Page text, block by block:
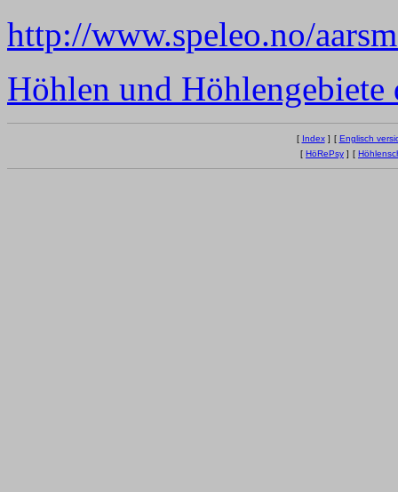
http://www.speleo.no/
Höhlen und Höhlengebiete
[ Index] [ Englisch
[ HöRePsy ] [